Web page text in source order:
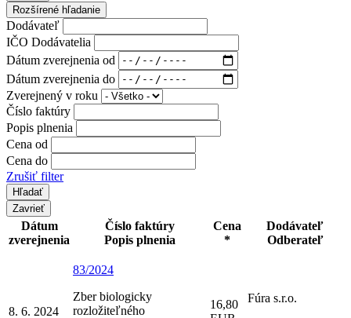
Rozšírené hľadanie
Dodávateľ
IČO Dodávatelia
Dátum zverejnenia od
Dátum zverejnenia do
Zverejnený v roku
Číslo faktúry
Popis plnenia
Cena od
Cena do
Zrušiť filter
Zavrieť
Dátum
zverejnenia
Číslo faktúry
Popis plnenia
Cena
*
Dodávateľ
Odberateľ
8. 6. 2024
83/2024
Zber biologicky
rozložiteľného
16,80
Fúra s.r.o.